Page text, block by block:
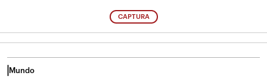
CAPTURA
Mundo